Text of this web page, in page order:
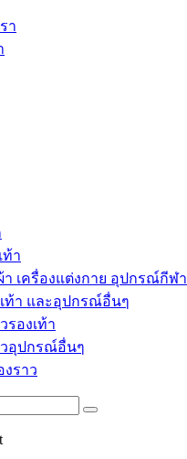
า
ท้า
า เครื่องแต่งกาย อุปกรณ์กีฬา
ท้า และอุปกรณ์อื่นๆ
รองเท้า
อุปกรณ์อื่นๆ
งราว